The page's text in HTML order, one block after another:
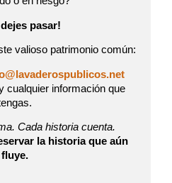
dejes pasar!
valioso patrimonio común:
cualquier información que
Cada historia cuenta.
la historia que aún
fluye.